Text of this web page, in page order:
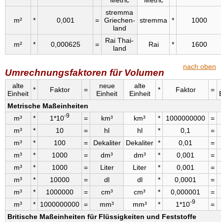
m² * 0,001 =
stremma
Griechen­
land
stremma * 1000
m² * 0,000625 =
Rai Thai­
land
Rai * 1600
nach oben
Umrechnungsfaktoren für Volumen
alte
Einheit * Faktor =
neue
Einheit
alte
Einheit
* Faktor =
Metrische Maßeinheiten
m³
* 1*10-9 = km³ km³ * 1000000000
=
m³
* 10 = hl hl * 0,1
=
m³
* 100 = Dekaliter Dekaliter * 0,01
=
m³
* 1000 = dm³ dm³ * 0,001
=
m³
* 1000 = Liter Liter * 0,001
=
m³
* 10000 = dl dl * 0,0001
=
m³
* 1000000 = cm³ cm³ * 0,000001
=
m³
* 1000000000 = mm³ mm³ * 1*10-9
=
Britische Maßeinheiten für Flüssigkeiten und Feststoffe